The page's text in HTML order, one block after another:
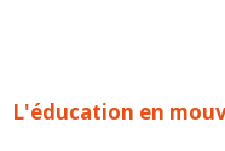
L'éducation en